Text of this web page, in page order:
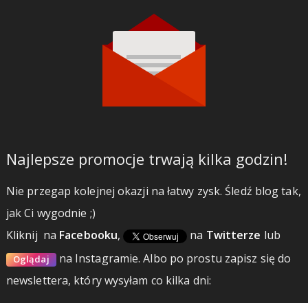
Najlepsze promocje trwają kilka godzin!
Nie przegap kolejnej okazji na łatwy zysk. Śledź blog tak,
jak Ci wygodnie ;)
Kliknij na Facebooku, na Twitterze lub
Oglądaj na Instagramie.Albo po prostu zapisz się do
newslettera, który wysyłam co kilka dni: